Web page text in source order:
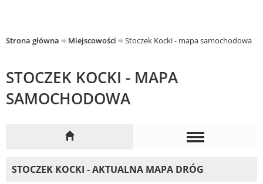
Strona główna Miejscowości Stoczek Kocki - mapa samochodowa
STOCZEK KOCKI - MAPA
SAMOCHODOWA
STOCZEK KOCKI - AKTUALNA MAPA DRÓG